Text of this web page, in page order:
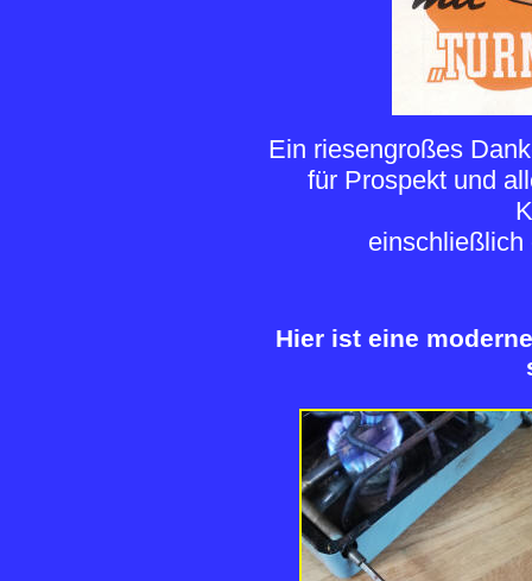
Ein riesengroßes
für Prospekt und
einschließlich
Hier ist eine